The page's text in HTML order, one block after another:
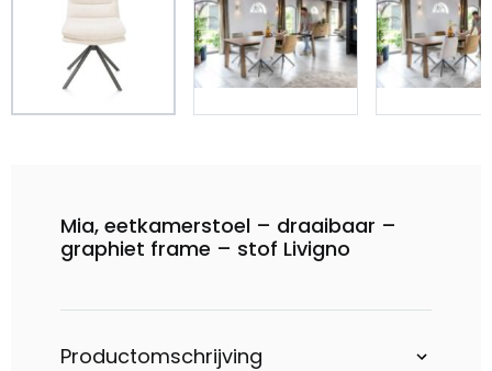
Mia, eetkamerstoel – draaibaar –
graphiet frame – stof Livigno
Productomschrijving